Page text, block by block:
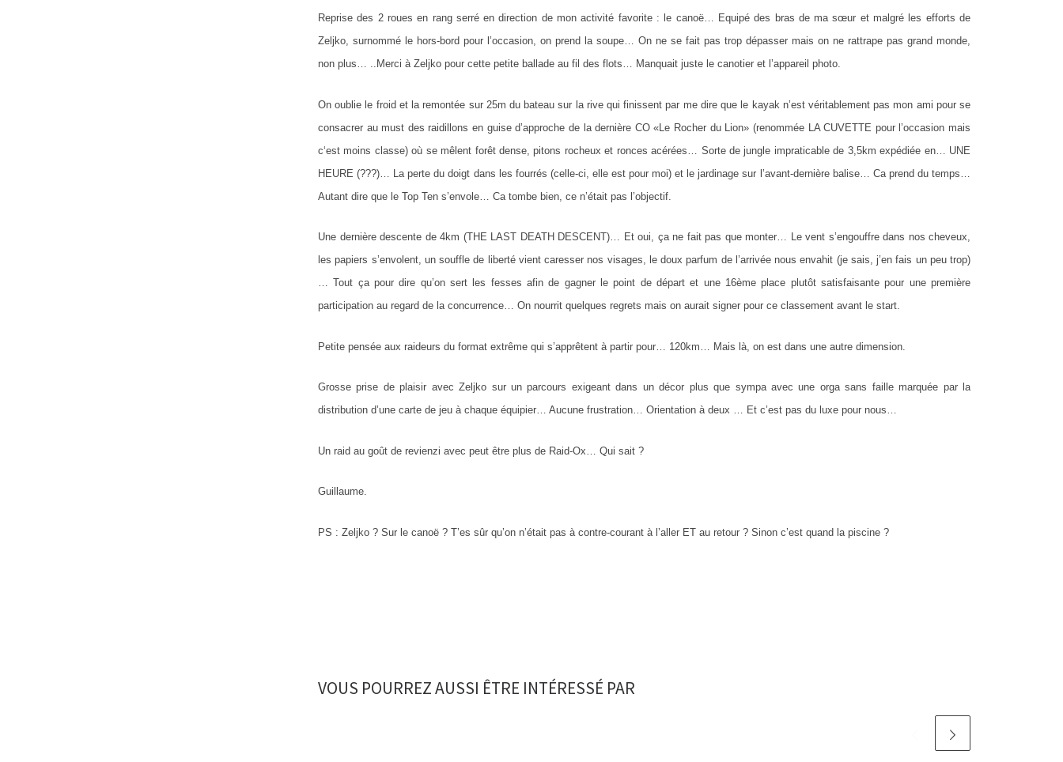
Reprise des 2 roues en rang serré en direction de mon activité favorite : le canoë… Equipé des bras de ma sœur et malgré les efforts de
Zeljko, surnommé le hors-bord pour l’occasion, on prend la soupe… On ne se fait pas trop dépasser mais on ne rattrape pas grand monde,
non plus… ..Merci à Zeljko pour cette petite ballade au fil des flots… Manquait juste le canotier et l’appareil photo.
On oublie le froid et la remontée sur 25m du bateau sur la rive qui finissent par me dire que le kayak n’est véritablement pas mon ami pour se
consacrer au must des raidillons en guise d’approche de la dernière CO «Le Rocher du Lion» (renommée LA CUVETTE pour l’occasion mais
c‘est moins classe) où se mêlent forêt dense, pitons rocheux et ronces acérées… Sorte de jungle impraticable de 3,5km expédiée en… UNE
HEURE (???)… La perte du doigt dans les fourrés (celle-ci, elle est pour moi) et le jardinage sur l’avant-dernière balise… Ca prend du temps…
Autant dire que le Top Ten s’envole… Ca tombe bien, ce n’était pas l’objectif.
Une dernière descente de 4km (THE LAST DEATH DESCENT)… Et oui, ça ne fait pas que monter… Le vent s’engouffre dans nos cheveux,
les papiers s’envolent, un souffle de liberté vient caresser nos visages, le doux parfum de l’arrivée nous envahit (je sais, j’en fais un peu trop)
… Tout ça pour dire qu’on sert les fesses afin de gagner le point de départ et une 16ème place plutôt satisfaisante pour une première
participation au regard de la concurrence… On nourrit quelques regrets mais on aurait signer pour ce classement avant le start.
Petite pensée aux raideurs du format extrême qui s’apprêtent à partir pour… 120km… Mais là, on est dans une autre dimension.
Grosse prise de plaisir avec Zeljko sur un parcours exigeant dans un décor plus que sympa avec une orga sans faille marquée par la
distribution d’une carte de jeu à chaque équipier… Aucune frustration… Orientation à deux … Et c’est pas du luxe pour nous…
Un raid au goût de revienzi avec peut être plus de Raid-Ox… Qui sait ?
Guillaume.
PS : Zeljko ? Sur le canoë ? T’es sûr qu’on n’était pas à contre-courant à l’aller ET au retour ? Sinon c’est quand la piscine ?
VOUS POURREZ AUSSI ÊTRE INTÉRESSÉ PAR